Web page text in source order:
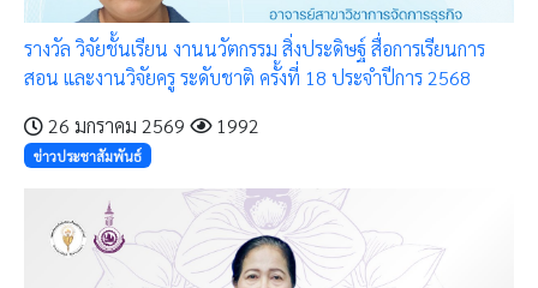
รางวัล วิจัยชั้นเรียน งานนวัตกรรม สิ่งประดิษฐ์ สื่อการเรียนการ
สอน และงานวิจัยครู ระดับชาติ ครั้งที่ 18 ประจำปีการ 2568
26 มกราคม 2569
1992
ข่าวประชาสัมพันธ์